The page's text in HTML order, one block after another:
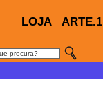
LOJA ARTE.1